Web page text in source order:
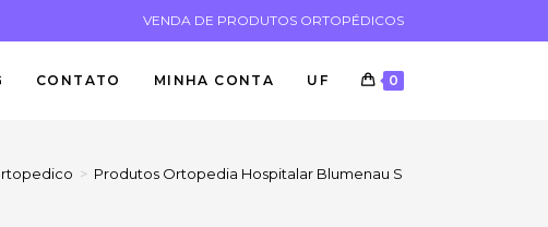
VENDA DE PRODUTOS ORTOPÉDICOS
CONTATO MINHA CONTA UF 0
> Produtos Ortopedia Hospitalar Blumenau SC